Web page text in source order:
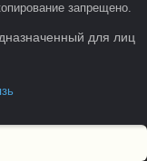
запрещено.